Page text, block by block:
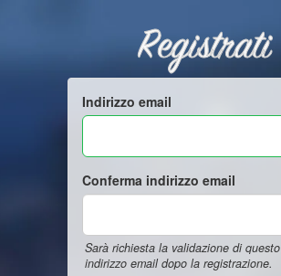
Registrati
Indirizzo email
Conferma indirizzo email
Sarà richiesta la validazione di questo
indirizzo email dopo la registrazione.